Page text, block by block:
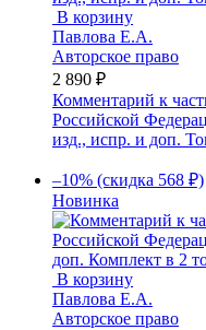
В корзину
Павлова Е.А.
Авторское право
2 890 ₽
Комментарий к
Российской
изд., испр. и доп.
–10% (скидка 568 ₽)
Новинка
В корзину
Павлова Е.А.
Авторское право